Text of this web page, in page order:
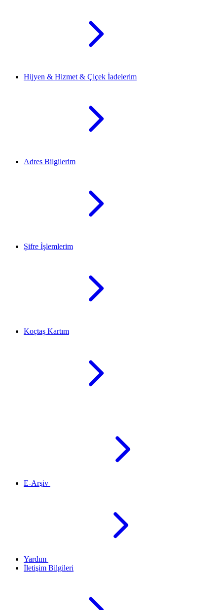
Hijyen & Hizmet & Çiçek İadelerim
Adres Bilgilerim
Şifre İşlemlerim
Koçtaş Kartım
E-Arşiv
Yardım
İletişim Bilgileri